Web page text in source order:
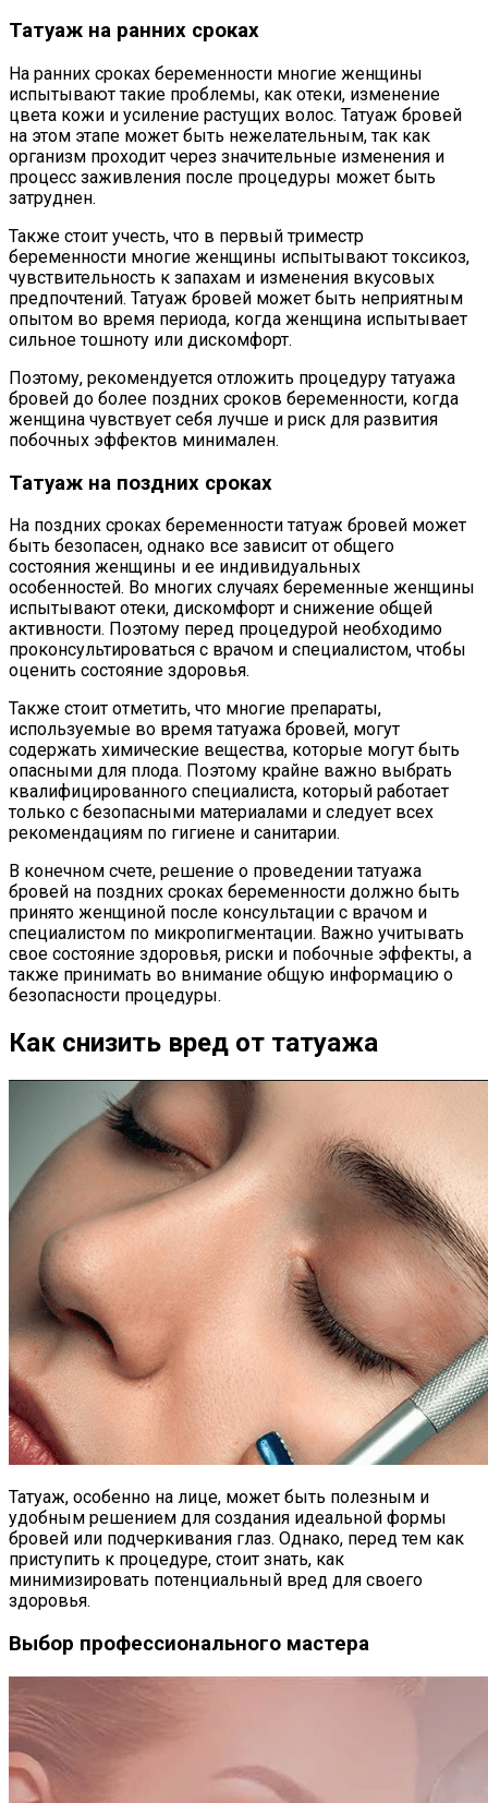
Татуаж на ранних сроках
На ранних сроках беременности многие женщины
испытывают такие проблемы, как отеки, изменение
цвета кожи и усиление растущих волос. Татуаж бровей
на этом этапе может быть нежелательным, так как
организм проходит через значительные изменения и
процесс заживления после процедуры может быть
затруднен.
Также стоит учесть, что в первый триместр
беременности многие женщины испытывают токсикоз,
чувствительность к запахам и изменения вкусовых
предпочтений. Татуаж бровей может быть неприятным
опытом во время периода, когда женщина испытывает
сильное тошноту или дискомфорт.
Поэтому, рекомендуется отложить процедуру татуажа
бровей до более поздних сроков беременности, когда
женщина чувствует себя лучше и риск для развития
побочных эффектов минимален.
Татуаж на поздних сроках
На поздних сроках беременности татуаж бровей может
быть безопасен, однако все зависит от общего
состояния женщины и ее индивидуальных
особенностей. Во многих случаях беременные женщины
испытывают отеки, дискомфорт и снижение общей
активности. Поэтому перед процедурой необходимо
проконсультироваться с врачом и специалистом, чтобы
оценить состояние здоровья.
Также стоит отметить, что многие препараты,
используемые во время татуажа бровей, могут
содержать химические вещества, которые могут быть
опасными для плода. Поэтому крайне важно выбрать
квалифицированного специалиста, который работает
только с безопасными материалами и следует всех
рекомендациям по гигиене и санитарии.
В конечном счете, решение о проведении татуажа
бровей на поздних сроках беременности должно быть
принято женщиной после консультации с врачом и
специалистом по микропигментации. Важно учитывать
свое состояние здоровья, риски и побочные эффекты, а
также принимать во внимание общую информацию о
безопасности процедуры.
Как снизить вред от татуажа
Татуаж, особенно на лице, может быть полезным и
удобным решением для создания идеальной формы
бровей или подчеркивания глаз. Однако, перед тем как
приступить к процедуре, стоит знать, как
минимизировать потенциальный вред для своего
здоровья.
Выбор профессионального мастера